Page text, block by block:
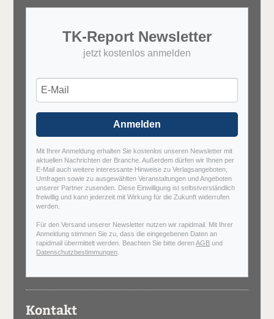
TK-Report Newsletter
jetzt kostenlos anmelden
Anmelden
Mit Ihrer Anmeldung erhalten Sie kostenlos unseren Newsletter mit
aktuellen Nachrichten der Branche. Außerdem dürfen wir Ihnen per
E-Mail auch weitere interessante Hinweise zu Verlagsangeboten,
Umfragen sowie zu ausgewählten Veranstaltungen und Angeboten
unserer Partner zusenden. Diese Einwilligung ist selbstverständlich
freiwillig und kann jederzeit mit Wirkung für die Zukunft widerrufen
werden.
Für den Versand unserer Newsletter nutzen wir rapidmail. Mit Ihrer
Anmeldung stimmen Sie zu, dass die eingegebenen Daten an
rapidmail übermittelt werden. Beachten Sie bitte derenAGB und
Datenschutzbestimmungen
Kontakt